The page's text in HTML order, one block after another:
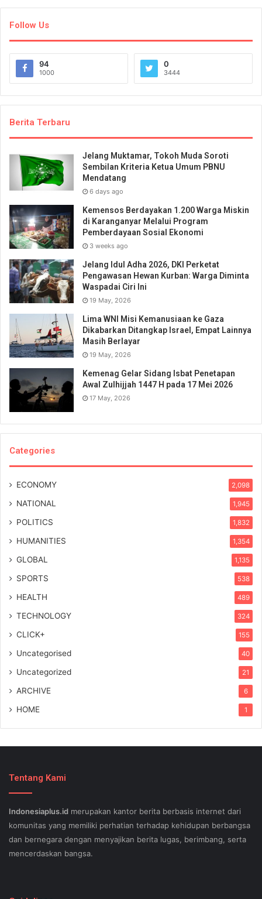
Follow Us
94
1000
0
3444
Berita Terbaru
Jelang Muktamar, Tokoh Muda Soroti
Sembilan Kriteria Ketua Umum PBNU
Mendatang
6 days ago
Kemensos Berdayakan 1.200 Warga Miskin
di Karanganyar Melalui Program
Pemberdayaan Sosial Ekonomi
3 weeks ago
Jelang Idul Adha 2026, DKI Perketat
Pengawasan Hewan Kurban: Warga Diminta
Waspadai Ciri Ini
19 May, 2026
Lima WNI Misi Kemanusiaan ke Gaza
Dikabarkan Ditangkap Israel, Empat Lainnya
Masih Berlayar
19 May, 2026
Kemenag Gelar Sidang Isbat Penetapan
Awal Zulhijjah 1447 H pada 17 Mei 2026
17 May, 2026
Categories
ECONOMY 2,098
NATIONAL 1,945
POLITICS 1,832
HUMANITIES 1,354
GLOBAL 1,135
SPORTS 538
HEALTH 489
TECHNOLOGY 324
CLICK+ 155
Uncategorised 40
Uncategorized 21
ARCHIVE 6
HOME 1
Tentang Kami
Indonesiaplus.id merupakan kantor berita berbasis internet dari
komunitas yang memiliki perhatian terhadap kehidupan berbangsa
dan bernegara dengan menyajikan berita lugas, berimbang, serta
mencerdaskan bangsa.